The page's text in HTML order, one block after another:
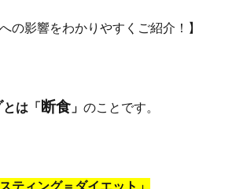
の影響をわかりやすくご紹介！】
とは「断食 」 のことです。
スティング＝ダイエット」